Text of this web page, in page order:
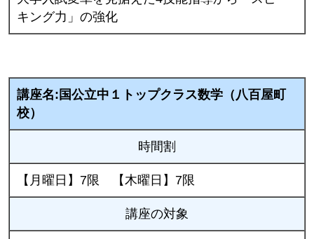
キング力」の強化
講座名:国公立中１トップクラス数学（八百屋町
校）
時間割
【月曜日】7限 【木曜日】7限
講座の対象